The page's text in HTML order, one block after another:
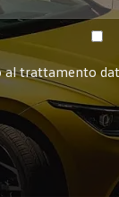
al trattamento